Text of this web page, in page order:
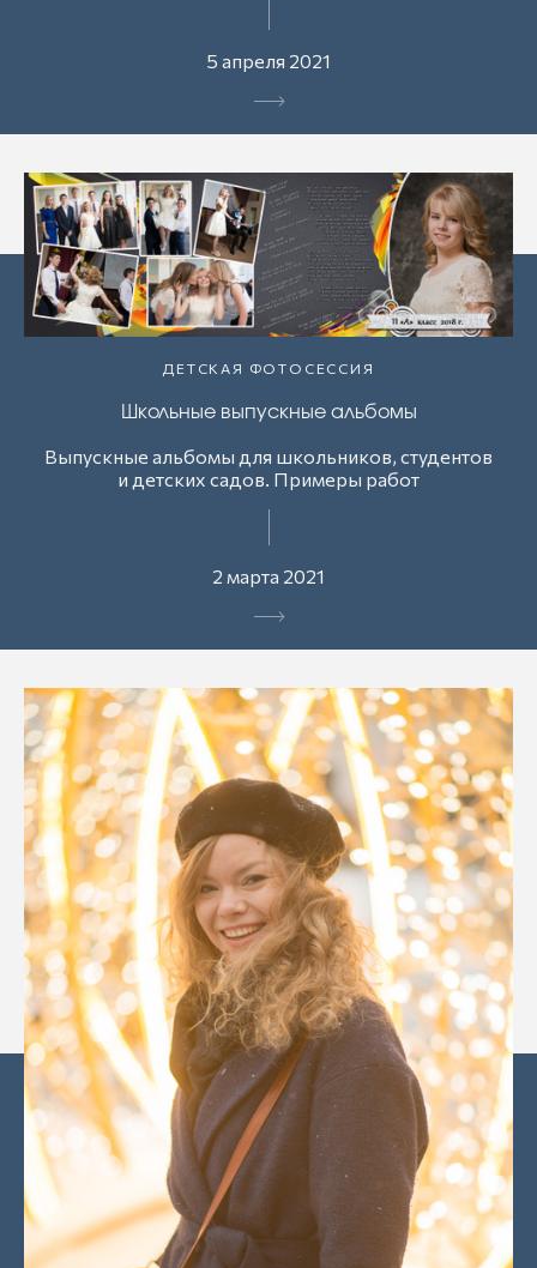
5 апреля 2021
ДЕТСКАЯ ФОТОСЕССИЯ
Школьные выпускные альбомы
Выпускные альбомы для школьников, студентов
и детских садов. Примеры работ
2 марта 2021